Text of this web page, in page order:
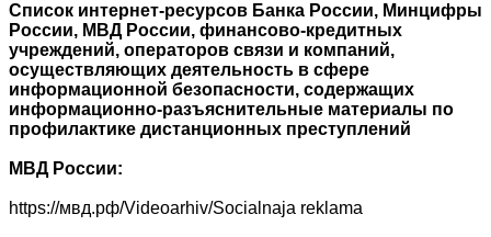
Список интернет-ресурсов Банка России, Минцифры
России, МВД России, финансово-кредитных
учреждений, операторов связи и компаний,
осуществляющих деятельность в сфере
информационной безопасности, содержащих
информационно-разъяснительные материалы по
профилактике дистанционных преступлений
МВД России:
https://мвд.рф/Videoarhiv/Socialnaja reklama